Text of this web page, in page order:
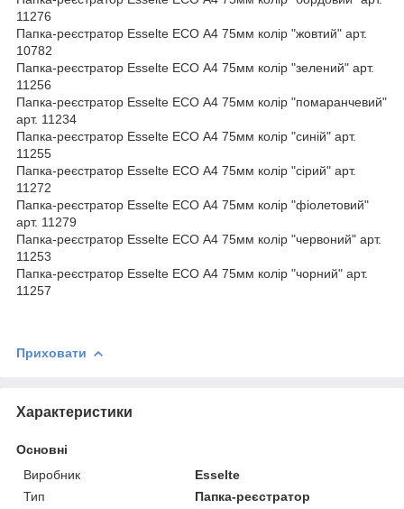
11276
Папка-реєстратор Esselte ECO А4 75мм колір "жовтий" арт.
10782
Папка-реєстратор Esselte ECO А4 75мм колір "зелений" арт.
11256
Папка-реєстратор Esselte ECO А4 75мм колір "помаранчевий"
арт. 11234
Папка-реєстратор Esselte ECO А4 75мм колір "синій" арт.
11255
Папка-реєстратор Esselte ECO А4 75мм колір "сірий" арт.
11272
Папка-реєстратор Esselte ECO А4 75мм колір "фіолетовий"
арт. 11279
Папка-реєстратор Esselte ECO А4 75мм колір "червоний" арт.
11253
Папка-реєстратор Esselte ECO А4 75мм колір "чорний" арт.
11257
Приховати
Характеристики
Основні
Виробник
Esselte
Тип
Папка-реєстратор